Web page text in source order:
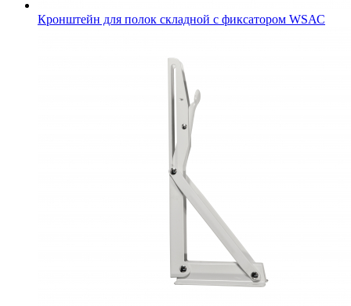
Кронштейн для полок складной с фиксатором WSАС